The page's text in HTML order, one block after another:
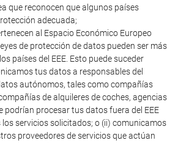
que reconocen que algunos países
adecuada;
al Espacio Económico Europeo
de protección de datos pueden ser más
países del EEE. Esto puede suceder
tus datos a responsables del
autónomos, tales como compañías
de alquileres de coches, agencias
podrían procesar tus datos fuera del EEE
los servicios solicitados; o (ii) comunicamos
proveedores de servicios que actúan